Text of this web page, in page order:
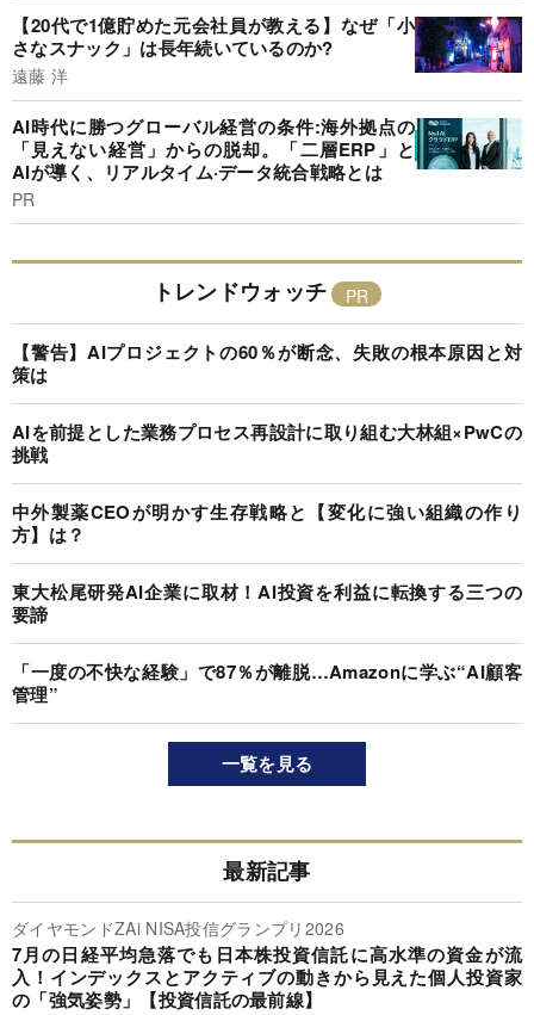
【20代で1億貯めた元会社員が教える】なぜ「小
さなスナック」は長年続いているのか?
遠藤 洋
AI時代に勝つグローバル経営の条件:海外拠点の
「見えない経営」からの脱却。「二層ERP」と
AIが導く、リアルタイム·データ統合戦略とは
PR
トレンドウォッチ
【警告】AIプロジェクトの60％が断念、失敗の根本原因と対
策は
AIを前提とした業務プロセス再設計に取り組む大林組×PwCの
挑戦
中外製薬CEOが明かす生存戦略と【変化に強い組織の作り
方】は？
東大松尾研発AI企業に取材！AI投資を利益に転換する三つの
要諦
「一度の不快な経験」で87％が離脱…Amazonに学ぶ“AI顧客
管理”
一覧を見る
最新記事
ダイヤモンドZAi NISA投信グランプリ2026
7月の日経平均急落でも日本株投資信託に高水準の資金が流
入！インデックスとアクティブの動きから見えた個人投資家
の「強気姿勢」【投資信託の最前線】